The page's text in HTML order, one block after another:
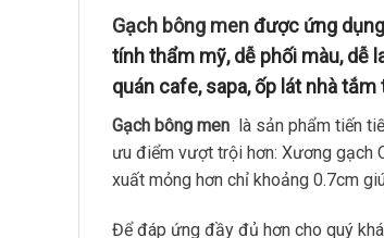
Gạch bông menđược ứng
tính thẩm mỹ, dễ phối màu, dễ
quán cafe, sapa, ốp lát nhà
Gạch bông men là sản phẩm tiến
ưu điểm vượt trội hơn: Xương gạch
xuất mỏng hơn chỉ khoảng 0.7cm
Để đáp ứng đầy đủ hơn cho quý